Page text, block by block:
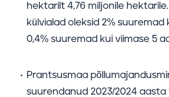
hektarilt 4,76 miljonile hektarile.
külvialad oleksid 2% suuremad
0,4% suuremad kui viimase 5
Prantsusmaa
suurendanud 2023/2024 aasta